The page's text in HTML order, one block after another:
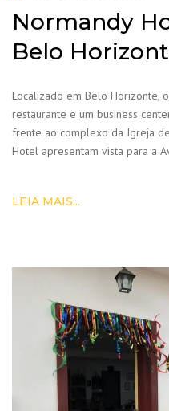
Normandy
Belo
Localizado em Belo Horizonte,
restaurante e um business
frente ao complexo da Igreja
Hotel apresentam vista para a
LEIA MAIS...